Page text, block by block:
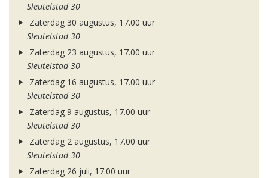
Sleutelstad 30
Zaterdag 30 augustus, 17.00 uur
Sleutelstad 30
Zaterdag 23 augustus, 17.00 uur
Sleutelstad 30
Zaterdag 16 augustus, 17.00 uur
Sleutelstad 30
Zaterdag 9 augustus, 17.00 uur
Sleutelstad 30
Zaterdag 2 augustus, 17.00 uur
Sleutelstad 30
Zaterdag 26 juli, 17.00 uur